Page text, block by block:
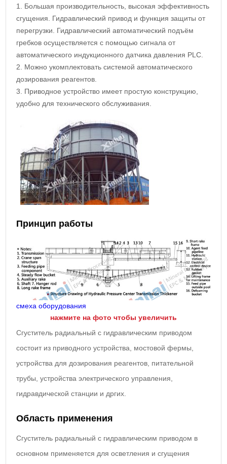
1. Большая производительность, высокая эффективность
сгущения. Гидравлический привод и функция защиты от
перегрузки. Гидравлический автоматический подъём
гребков осуществляется с помощью сигнала от
автоматического индукционного датчика давления PLC.
2. Можно укомплектовать системой автоматического
дозирования реагентов.
3. Приводное устройство имеет простую конструкцию,
удобно для технического обслуживания.
Принцип работы
смеха оборудования
нажмите на фото чтобы увеличить
Сгуститель радиальный с гидравлическим приводом
состоит из приводного устройства, мостовой фермы,
устройства для дозирования реагентов, питательной
трубы, устройства электрического управления,
гидравдической станции и дргих.
Область применения
Сгуститель радиальный с гидравлическим приводом в
основном применяется для осветления и сгущения